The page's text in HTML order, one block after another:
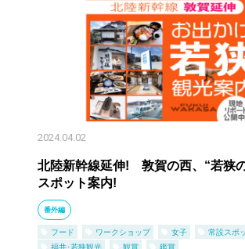
2024.04.02
北陸新幹線延伸! 敦賀の西、“若狭
スポット案内!
番外編
フード ワークショップ 女子 常設スポ
福井･若狭観光
観賞 鑑賞